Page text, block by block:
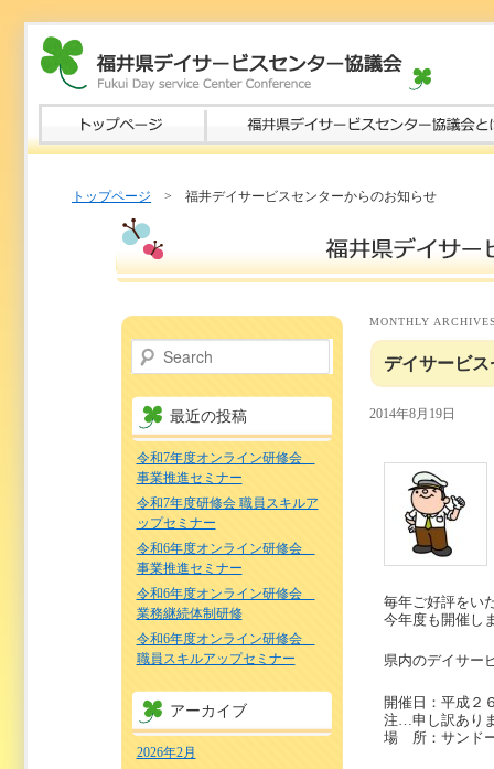
トップページ > 福井デイサービスセンターからのお知らせ
MONTHLY
デイサービ
2014年8月19日
毎年ご好評をい
今年度も開催し
県内のデイサー
開催日：平成２
注…申し訳あり
場 所：サンド
Search
最近の投稿
令和7年度オンライン研修会
事業推進セミナー
令和7年度研修会 職員スキルア
ップセミナー
令和6年度オンライン研修会
事業推進セミナー
令和6年度オンライン研修会
業務継続体制研修
令和6年度オンライン研修会
職員スキルアップセミナー
アーカイブ
2026年2月